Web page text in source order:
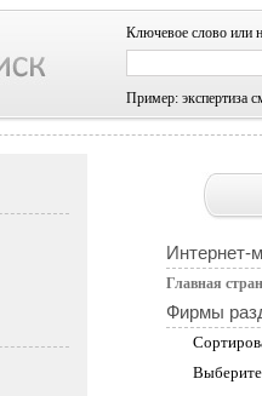
Ключевое слово или
Пример: экспертиза
Интернет-
Главная
Фирмы